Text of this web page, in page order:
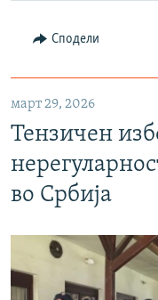
Сподели
март 29, 2026
Тензичен
во Србија